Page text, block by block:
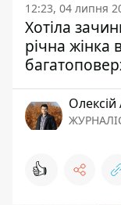
12:23, 04 липня
Хотіла
річна жінка
👍